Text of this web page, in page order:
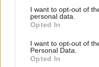
I want to opt-out of
personal data.
Opted In
I want to opt-out of
Personal Data.
Opted In
Κορινθία:
προστασίας και